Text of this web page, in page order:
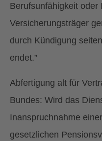
Berufsunfähigkeit oder
Versicherungsträger
durch Kündigung
endet.”
Abfertigung alt für
Bundes: Wird das
Inanspruchnahme
gesetzlichen